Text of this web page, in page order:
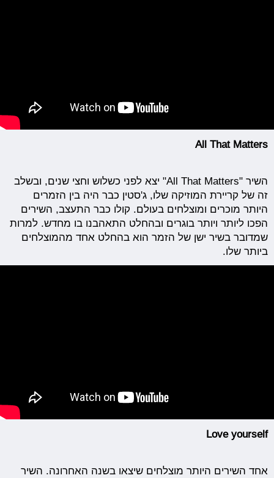
All That Matters
השיר "All That Matters" יצא לפני כשלוש וחצי שנים, ובשלב
זה של קריירת המוזיקה שלו, ג'סטין כבר היה בין הזמרים
היותר מוכרים ומוצלחים בעולם. קולו כבר התעצב, השירים
הפכו ליותר ויותר בוגרים ובהחלט התאהבנו בו מחדש. למרות
שמדובר בשיר ישן של הזמר הוא בהחלט אחד מהמוצלחים
ביותר שלו.
Love yourself
אחד השירים היותר מוצלחים שיצאו בשנה האחרונה. השיר